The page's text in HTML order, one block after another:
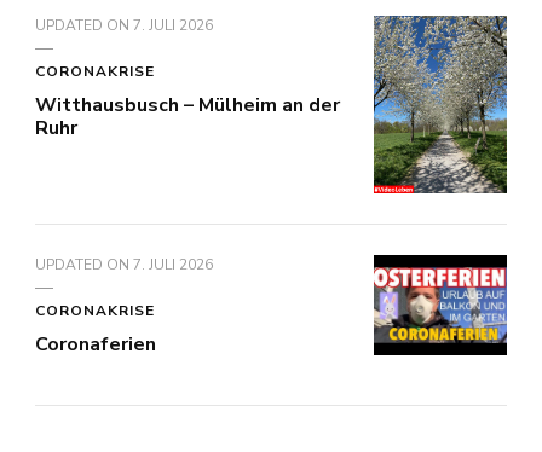
UPDATED ON 7. JULI 2026
CORONAKRISE
Witthausbusch – Mülheim an der
Ruhr
UPDATED ON 7. JULI 2026
CORONAKRISE
Coronaferien